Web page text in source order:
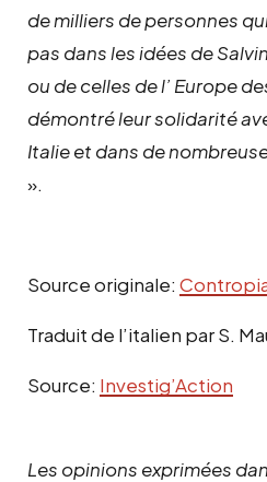
de milliers de personnes
pas dans les idées de
ou de celles de l’ Europe
démontré leur solidarité
Italie et dans de
».
Source originale:
Traduit de l’italien par S.
Source: Investig’Action
Les opinions exprimées